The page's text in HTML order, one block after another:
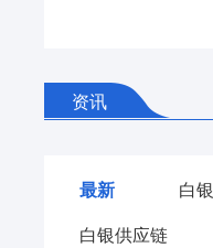

资讯
最新 白银
白银供应链